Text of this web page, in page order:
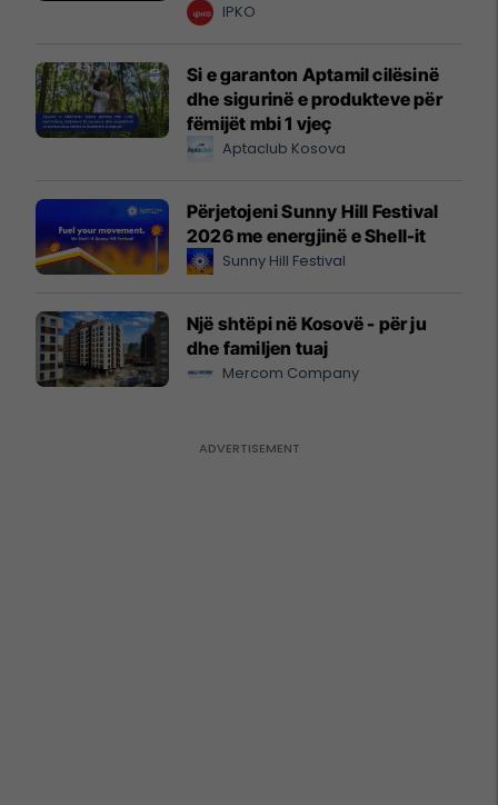
IPKO
Si e garanton Aptamil cilësinë
dhe sigurinë e produkteve për
fëmijët mbi 1 vjeç
Aptaclub Kosova
Përjetojeni Sunny Hill Festival
2026 me energjinë e Shell-it
Sunny Hill Festival
Një shtëpi në Kosovë - për ju
dhe familjen tuaj
Mercom Company